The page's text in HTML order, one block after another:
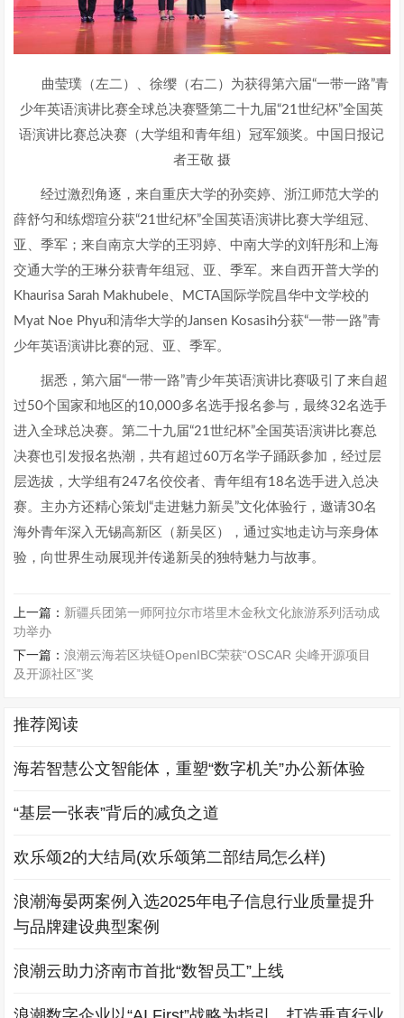
曲莹璞（左二）、徐缨（右二）为获得第六届“一带一路”青
少年英语演讲比赛全球总决赛暨第二十九届“21世纪杯”全国英
语演讲比赛总决赛（大学组和青年组）冠军颁奖。中国日报记
者王敬 摄
经过激烈角逐，来自重庆大学的孙奕婷、浙江师范大学的
薛舒匀和练熠瑄分获“21世纪杯”全国英语演讲比赛大学组冠、
亚、季军；来自南京大学的王羽婷、中南大学的刘轩彤和上海
交通大学的王琳分获青年组冠、亚、季军。来自西开普大学的
Khaurisa Sarah Makhubele、MCTA国际学院昌华中文学校的
Myat Noe Phyu和清华大学的Jansen Kosasih分获“一带一路”青
少年英语演讲比赛的冠、亚、季军。
据悉，第六届“一带一路”青少年英语演讲比赛吸引了来自超
过50个国家和地区的10,000多名选手报名参与，最终32名选手
进入全球总决赛。第二十九届“21世纪杯”全国英语演讲比赛总
决赛也引发报名热潮，共有超过60万名学子踊跃参加，经过层
层选拔，大学组有247名佼佼者、青年组有18名选手进入总决
赛。主办方还精心策划“走进魅力新吴”文化体验行，邀请30名
海外青年深入无锡高新区（新吴区），通过实地走访与亲身体
验，向世界生动展现并传递新吴的独特魅力与故事。
上一篇： 新疆兵团第一师阿拉尔市塔里木金秋文化旅游系列活动成
功举办
下一篇：浪潮云海若区块链OpenIBC荣获“OSCAR 尖峰开源项目
及开源社区”奖
推荐阅读
海若智慧公文智能体，重塑“数字机关”办公新体验
“基层一张表”背后的减负之道
欢乐颂2的大结局(欢乐颂第二部结局怎么样)
浪潮海晏两案例入选2025年电子信息行业质量提升
与品牌建设典型案例
浪潮云助力济南市首批“数智员工”上线